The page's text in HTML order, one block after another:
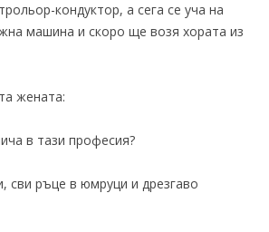
кондуктор, а сега се уча на
машина и скоро ще возя хората из
жената:
в тази професия?
сви ръце в юмруци и дрезгаво